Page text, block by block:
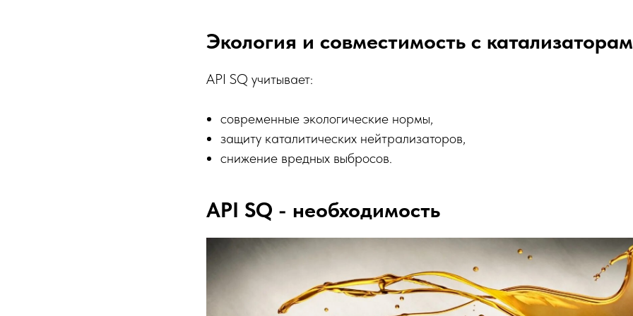
Экология и совместимость с
API SQ учитывает:
современные экологические нормы,
защиту каталитических нейтрализаторов,
снижение вредных выбросов.
API SQ - необходимость